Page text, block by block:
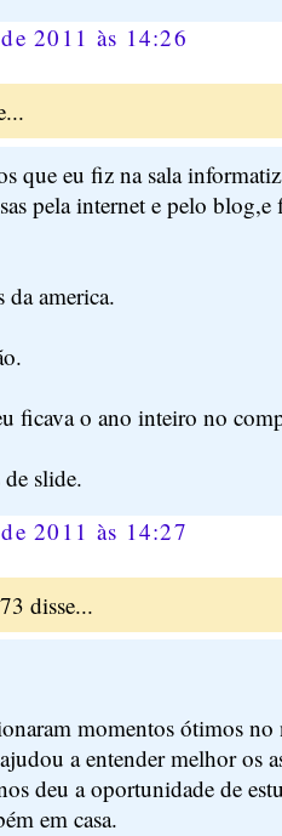
2011 às 14:26
que eu fiz na sala
pela internet e pelo
da america.
ficava o ano inteiro no
slide.
2011 às 14:27
disse...
momentos ótimos no
a entender melhor os
deu a oportunidade de
em casa.